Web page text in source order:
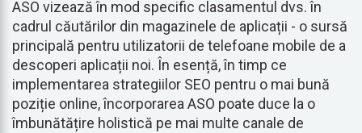
ASO vizează în mod specific clasamentul dvs. în
cadrul căutărilor din magazinele de aplicații - o sursă
principală pentru utilizatorii de telefoane mobile de a
descoperi aplicații noi. În esență, în timp ce
implementarea strategiilor SEO pentru o mai bună
poziție online, încorporarea ASO poate duce la o
îmbunătățire holistică pe mai multe canale de